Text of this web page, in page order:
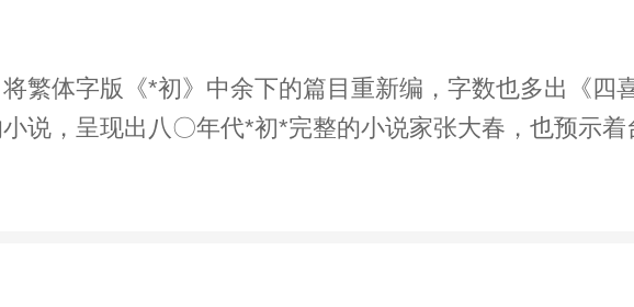
版《*初》中余下的篇目重新编，字数也多出《四喜忧国》一倍。
说，呈现出八〇年代*初*完整的小说家张大春，也预示着
台湾，祖籍山东。好故事，会说书，擅书法，爱赋诗。
导游》、《四喜忧国》、《大说谎家》、《欢喜贼》、《